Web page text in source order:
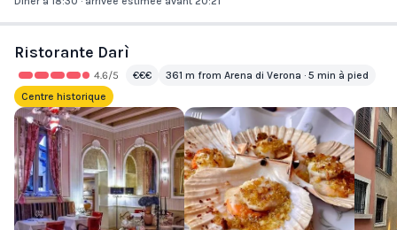
Ristorante Darì
4.6/5 €€€
361 m from Arena di Verona · 5 min à pied
Centre historique